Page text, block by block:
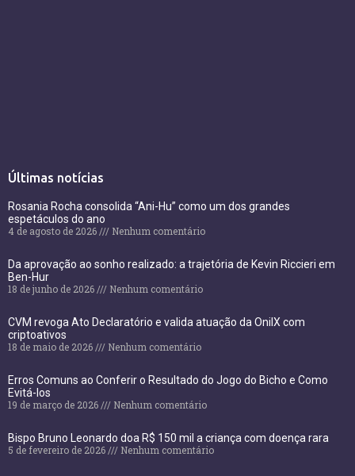
Últimas notícias
Rosania Rocha consolida “Ani-Hu” como um dos grandes
espetáculos do ano
4 de agosto de 2026
Nenhum comentário
Da aprovação ao sonho realizado: a trajetória de Kevin Riccieri em
Ben-Hur
18 de junho de 2026
Nenhum comentário
CVM revoga Ato Declaratório e valida atuação da OnilX com
criptoativos
18 de maio de 2026
Nenhum comentário
Erros Comuns ao Conferir o Resultado do Jogo do Bicho e Como
Evitá-los
19 de março de 2026
Nenhum comentário
Bispo Bruno Leonardo doa R$ 150 mil a criança com doença rara
5 de fevereiro de 2026
Nenhum comentário